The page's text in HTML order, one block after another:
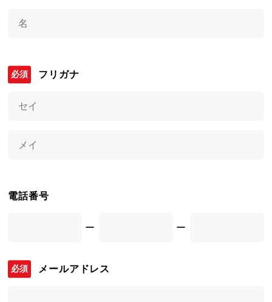
フリガナ
電話番号
ー ー
メールアドレス